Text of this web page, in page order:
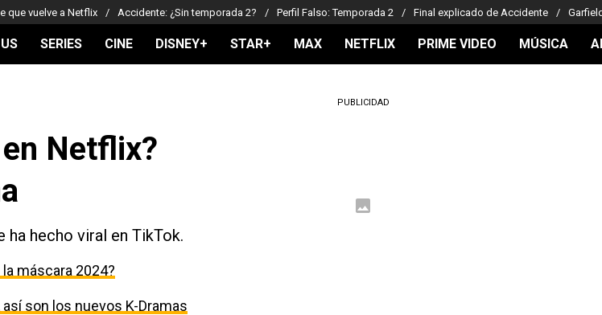
que vuelve a Netflix Accidente: ¿Sin temporada 2? Perfil Falso: Temporada 2 Final explicado de Accidente
SERIES CINE DISNEY+ STAR+ MAX NETFLIX PRIME VIDEO MÚSICA
Netflix?
ha hecho viral en TikTok.
máscara 2024?
son los nuevos K-Dramas
PUBLICIDAD